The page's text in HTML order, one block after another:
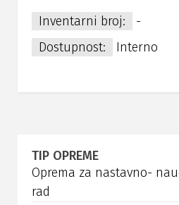
Inventarni broj:
-
Dostupnost:
Interno
TIP OPREME
Oprema za nastavno-
rad